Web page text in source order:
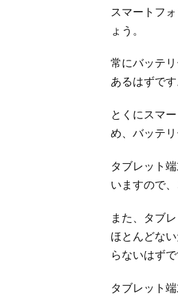
スマートフ
ょう。
常にバッテ
あるはずです
とくにスマ
め、バッテ
タブレット
いますので
また、タブ
ほとんどな
らないはずで
タブレット